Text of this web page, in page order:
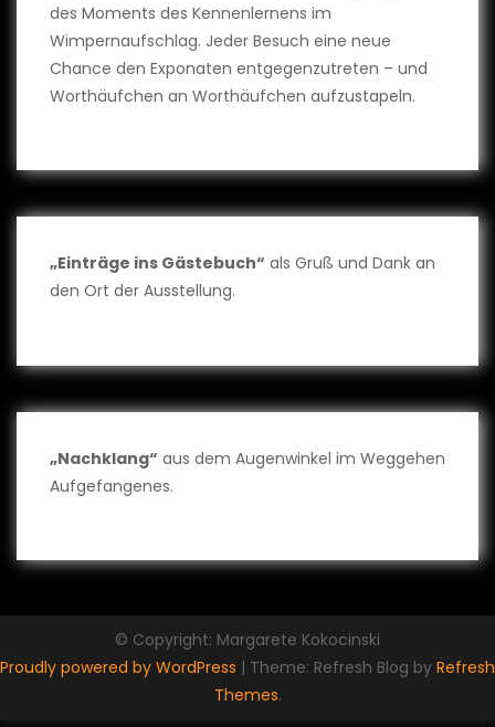
des Moments des Kennenlernens im
Wimpernaufschlag. Jeder Besuch eine neue
Chance den Exponaten entgegenzutreten – und
Worthäufchen an Worthäufchen aufzustapeln.
„Einträge ins Gästebuch“ als Gruß und Dank an
den Ort der Ausstellung.
„Nachklang“ aus dem Augenwinkel im Weggehen
Aufgefangenes.
© Copyright: Margarete Kokocinski
Proudly powered by WordPress | Theme: Refresh Blog by Refresh
Themes.